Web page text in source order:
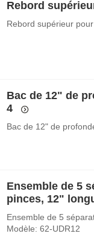
Rebord
Rebord supérieur
Bac de 12" de
4
Bac de 12" de
Ensemble de 5
pinces, 12"
Ensemble de 5
Modèle: 62-UDR12